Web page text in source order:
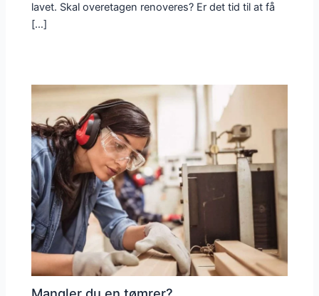
lavet. Skal overetagen renoveres? Er det tid til at få
[…]